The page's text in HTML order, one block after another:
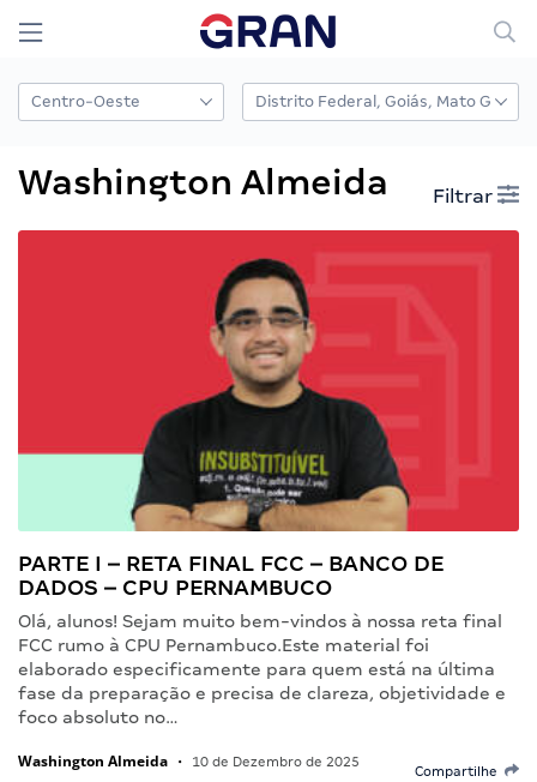
Washington Almeida Filtrar
PARTE I – RETA FINAL FCC – BANCO DE
DADOS – CPU PERNAMBUCO
Olá, alunos! Sejam muito bem-vindos à nossa reta final
FCC rumo à CPU Pernambuco.Este material foi
elaborado especificamente para quem está na última
fase da preparação e precisa de clareza, objetividade e
foco absoluto no…
Washington Almeida • 10 de Dezembro de 2025
Compartilhe